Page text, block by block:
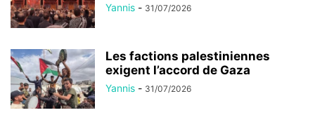
Yannis - 31/07/2026
Les factions palestiniennes
exigent l’accord de Gaza
Yannis - 31/07/2026